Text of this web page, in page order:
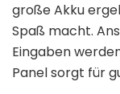
große Akku
Spaß macht.
Eingaben
Panel sorgt für